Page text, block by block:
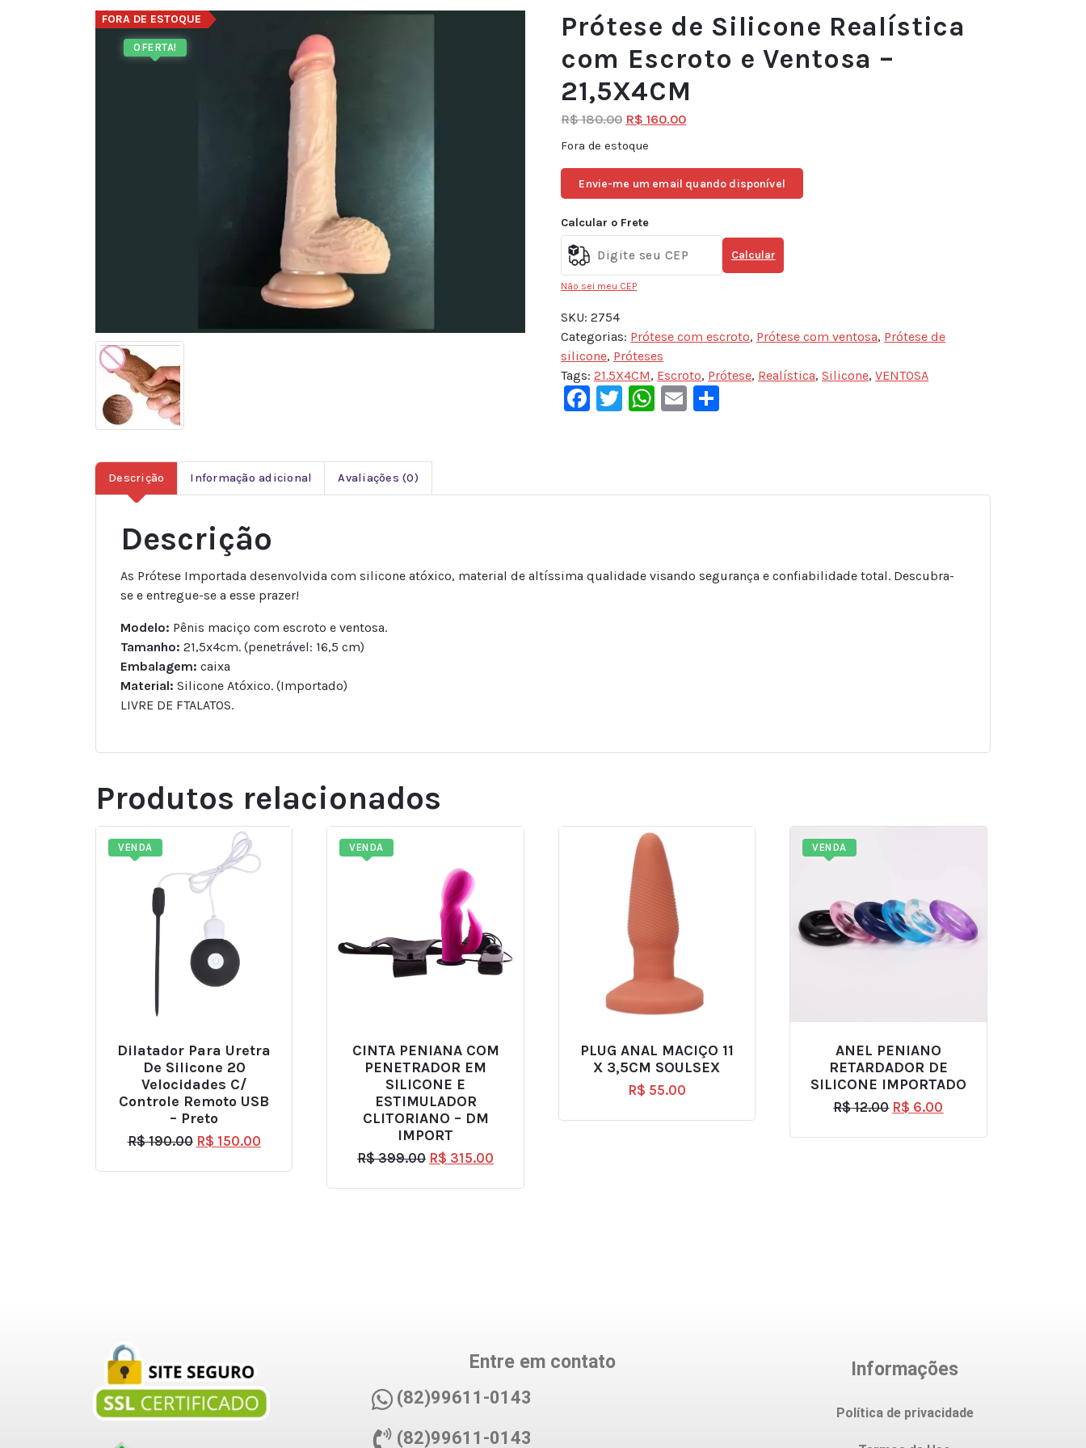
OFERTA!
FORA DE ESTOQUE
Prótese de Silicone Realística
com Escroto e Ventosa –
21,5X4CM
R$180.00 R$ 160.00
Fora de estoque
Envie-me um email quando disponível
Calcular o Frete
Calcular
Não sei meu CEP
SKU:2754
Categorias: Prótese com escroto, Prótese com ventosa, Prótese de
silicone, Próteses
Tags:21.5X4CM, Escroto, Prótese, Realística,Silicone,VENTOSA
Facebook
Twitter
WhatsApp
Email
Descrição Informação adicional Avaliações (0)
Descrição
As Prótese Importada desenvolvida com silicone atóxico, material de altíssima qualidade visando segurança e confiabilidade total. Descubra-
se e entregue-se a esse prazer!
Modelo: Pênis maciço com escroto e ventosa.
Tamanho: 21,5x4cm. (penetrável: 16,5 cm)
Embalagem: caixa
Material: Silicone Atóxico. (Importado)
LIVRE DE FTALATOS.
Produtos relacionados
VENDA
Dilatador Para Uretra
De Silicone 20
Velocidades C/
Controle Remoto USB
– Preto
R$190.00 R$ 150.00
VENDA
CINTA PENIANA COM
PENETRADOR EM
SILICONE E
ESTIMULADOR
CLITORIANO – DM
IMPORT
R$399.00 R$ 315.00
PLUG ANAL MACIÇO 11
X 3,5CM SOULSEX
R$ 55.00
VENDA
ANEL PENIANO
RETARDADOR DE
SILICONE IMPORTADO
R$12.00 R$ 6.00
Entre em contato
(82)99611-0143
(82)99611-0143
Informações
Política de privacidade